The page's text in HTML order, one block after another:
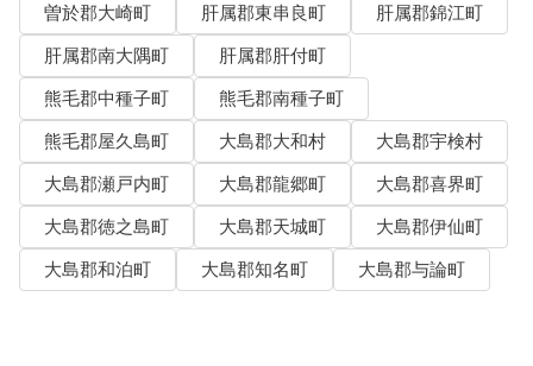
曽於郡大崎町
肝属郡東串良町
肝属郡錦江町
肝属郡南大隅町
肝属郡肝付町
熊毛郡中種子町
熊毛郡南種子町
熊毛郡屋久島町
大島郡大和村
大島郡宇検村
大島郡瀬戸内町
大島郡龍郷町
大島郡喜界町
大島郡徳之島町
大島郡天城町
大島郡伊仙町
大島郡和泊町
大島郡知名町 大島郡与論町